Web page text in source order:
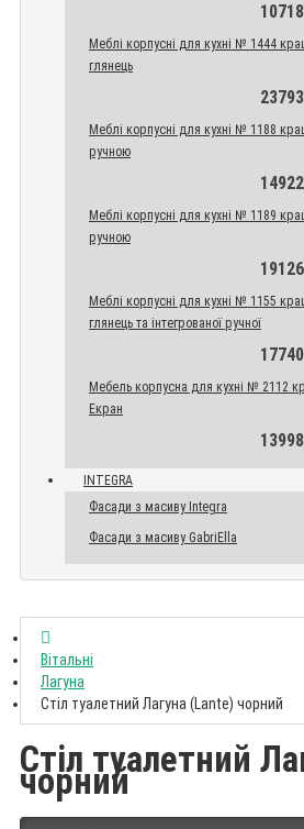
Меблі корпусні для кухні № 1444
глянець
Меблі корпусні для кухні № 1188
ручною
Меблі корпусні для кухні № 1189
ручною
Меблі корпусні для кухні № 1155
глянець та інтегрованої ручної
Мебель корпусна для кухні №
Екран
INTEGRA
Фасади з масиву Integra
Фасади з масиву GabriElla
Вітальні
Лагуна
Стіл туалетний Лагуна (Lante) чорний
Стіл туалетний
чорний